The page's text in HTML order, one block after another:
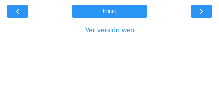
‹ ›
Inicio
Ver versión web